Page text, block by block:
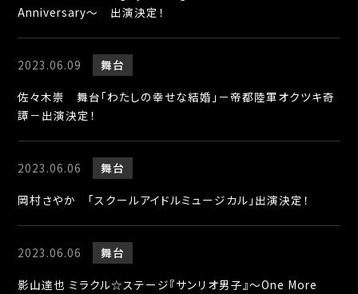
Anniversary～ 出演決定！
2023.06.09
舞台
佐々木崇 舞台「わたしの幸せな結婚」－帝都陸軍オクツキ奇
譚－出演決定！
2023.06.06
舞台
岡村さやか 「スクールアイドルミュージカル」出演決定！
2023.06.06
舞台
影山達也 ミラクル☆ステージ『サンリオ男子』〜One More